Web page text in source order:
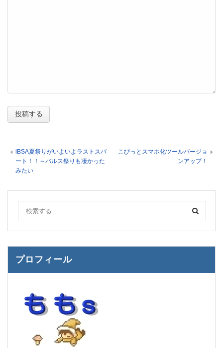
iBSA夏祭りがいよいよラストスパ
ート！！～バルス祭りも凄かった
みたい
こびっとスマホ化ツールバージョ
ンアップ！
プロフィール